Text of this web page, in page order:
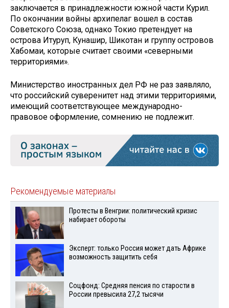
заключается в принадлежности южной части Курил.
По окончании войны архипелаг вошел в состав
Советского Союза, однако Токио претендует на
острова Итуруп, Кунашир, Шикотан и группу островов
Хабомаи, которые считает своими «северными
территориями».
Министерство иностранных дел РФ не раз заявляло,
что российский суверенитет над этими территориями,
имеющий соответствующее международно-
правовое оформление, сомнению не подлежит.
Рекомендуемые материалы
Протесты в Венгрии: политический кризис
набирает обороты
Эксперт: только Россия может дать Африке
возможность защитить себя
Соцфонд: Средняя пенсия по старости в
России превысила 27,2 тысячи